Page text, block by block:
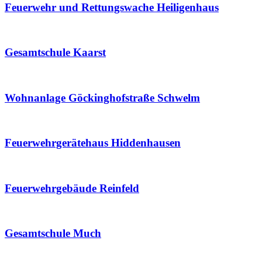
Feuerwehr und Rettungswache Heiligenhaus
Gesamtschule Kaarst
Wohnanlage Göckinghofstraße Schwelm
Feuerwehrgerätehaus Hiddenhausen
Feuerwehrgebäude Reinfeld
Gesamtschule Much